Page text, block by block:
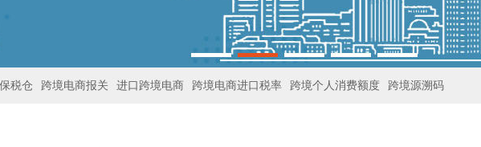
税仓 跨境电商报关 进口跨境电商 跨境电商进口税率 跨境个人消费额度 跨境源溯码